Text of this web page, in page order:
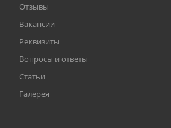
Отзывы
Вакансии
Реквизиты
Вопросы и ответы
Статьи
Галерея